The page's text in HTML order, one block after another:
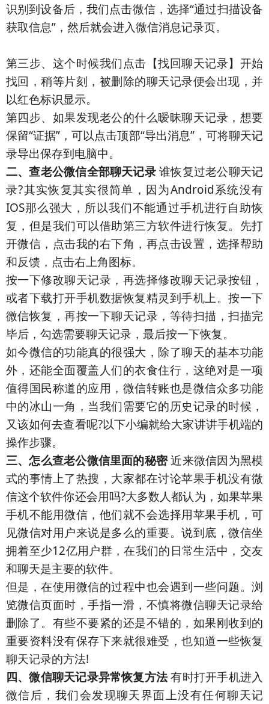
识别到设备后，我们点击微信，选择“通过扫描设备
获取信息”，然后就会进入微信消息记录页。
第三步、这个时候我们点击【找回聊天记录】开始
找回，稍等片刻，被删除的聊天记录便会出现，并
以红色标识显示。
第四步、如果发现老公的什么暧昧聊天记录，想要
保留“证据”，可以点击顶部“导出消息”，可将聊天记
录导出保存到电脑中。
二、查老公微信全部聊天记录谁恢复过老公聊天记
录?其实恢复其实很简单，因为Android系统没有
IOS那么强大，所以我们不能通过手机进行自助恢
复，但是我们可以借助第三方软件进行恢复。先打
开微信，点击我的右下角，再点击设置，选择帮助
和反馈，点击右上角图标。
按一下修改聊天记录，再选择修改聊天记录按钮，
或者下载打开手机数据恢复精灵到手机上。按一下
微信恢复，再按一下聊天记录，等待扫描，扫描完
毕后，勾选需要聊天记录，最后按一下恢复。
如今微信的功能真的很强大，除了聊天的基本功能
外，还能全面覆盖人们的衣食住行，这绝对是一项
值得国民称道的应用，微信转账也是微信众多功能
中的冰山一角，当我们需要它的历史记录的时候，
又该如何去查看呢?以下小编就给大家讲讲手机端的
操作步骤。
三、怎么查老公微信里面的秘密近来微信因为黑模
式的事情上了热搜，大家都在讨论苹果手机没有微
信这个软件你还会用吗?大多数人都认为，如果苹果
手机不能用微信，他们就不会选择用苹果手机，可
见微信对用户来说是多么的重要。说到底，微信坐
拥着至少12亿用户群，在我们的日常生活中，交友
和聊天是主要的软件。
但是，在使用微信的过程中也会遇到一些问题。浏
览微信页面时，手指一滑，不慎将微信聊天记录给
删除了。有些不要紧的还是不错的，如果刚收到的
重要资料没有保存下来就很难受，也知道一些恢复
聊天记录的方法!
四、微信聊天记录异常恢复方法有时打开手机进入
微信后，我们会发现聊天界面上没有任何聊天记